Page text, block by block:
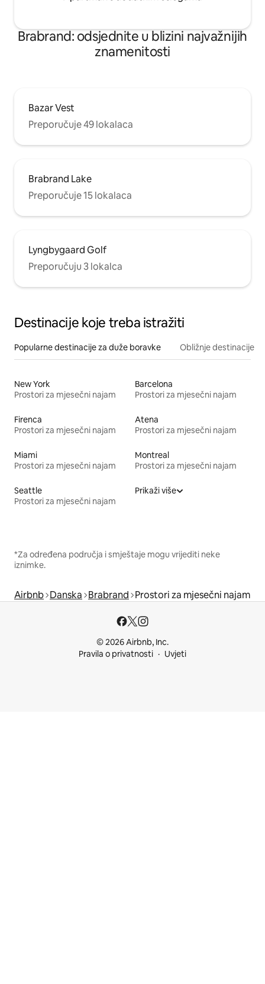
Brabrand: odsjednite u blizini najvažnijih
znamenitosti
Bazar Vest
Preporučuje 49 lokalaca
Brabrand Lake
Preporučuje 15 lokalaca
Lyngbygaard Golf
Preporučuju 3 lokalca
Destinacije koje treba istražiti
Popularne destinacije za duže boravke Obližnje destinacije
New York
Prostori za mjesečni najam
Barcelona
Prostori za mjesečni najam
Firenca
Prostori za mjesečni najam
Atena
Prostori za mjesečni najam
Miami
Prostori za mjesečni najam
Montreal
Prostori za mjesečni najam
Seattle
Prostori za mjesečni najam
Prikaži više
*Za određena područja i smještaje mogu vrijediti neke
iznimke.
Airbnb Danska Brabrand Prostori za mjesečni najam
© 2026 Airbnb, Inc.
Pravila o privatnosti
Uvjeti